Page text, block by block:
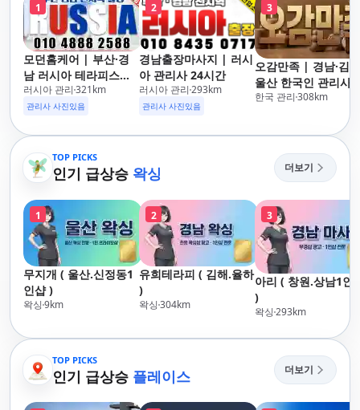
1
모던홈케어 | 부산·경
남 러시아 테라피스트
방문 마사지
러시아 관리 321km
관리사 사진있음
2
경남출장마사지 | 러시
아 관리사 24시간
러시아 관리 293km
관리사 사진있음
3
오감만족 | 경남·김
울산 한국인 관리사
장마사지
한국 관리 308km
TOP PICKS
인기 급상승 왁싱 더보기
1
무지개 ( 울산.신정동1
인샵 )
왁싱9km
2
유희테라피 ( 김해.율하
)
왁싱304km
3
아리 ( 창원.상남1인
)
왁싱293km
TOP PICKS
인기 급상승 플레이스 더보기